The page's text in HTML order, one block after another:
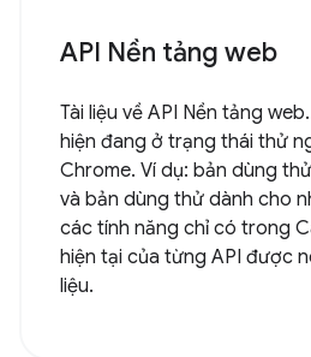
API Nền tảng web
Tài liệu về API Nền tảng
hiện đang ở trạng thái thử
Chrome. Ví dụ: bản dùng
và bản dùng thử dành cho
các tính năng chỉ có trong
hiện tại của từng API được
liệu.